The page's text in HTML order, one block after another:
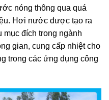
nóng thông qua quá
Hơi nước được tạo ra
đích trong ngành
gian, cung cấp nhiệt cho
trong các ứng dụng công